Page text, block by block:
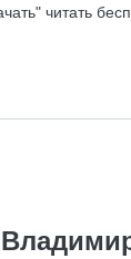
читать